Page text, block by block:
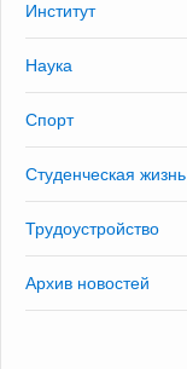
Институт
Наука
Спорт
Студенческая жизнь
Трудоустройство
Архив новостей